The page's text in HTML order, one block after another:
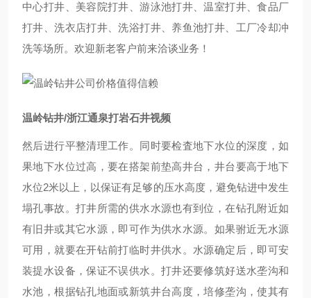
中心打井、美容院打井、游泳池打井、温室打井、食品厂
打井、洗衣店打井、洗浴打井、养鱼池打井、工厂冷却冲
洗等场所。欢迎新老客户前来洽谈业务！
温岭钻井/浙江通泉打岩石井视频
然后进行平整清理工作。同时要检査地下水位的深度，如
果地下水位过高，要在搭架前垫高井台，井台要高于地下
水位2米以上，以保证有足够的压水高度，避免钻进中发生
塌孔事故。打井所需的供水水源也有到位，在钻孔附近如
有旧井或其它水源，即可作为供水水源。如果驸近无水源
可用，就要在开钻前打临时井供水。水源确定后，即可安
装提水设备，保证不误供水。打井还要修筑好送水垄沟和
水池，根据钻孔地面或新筑井台高度，培修垄沟，使其有